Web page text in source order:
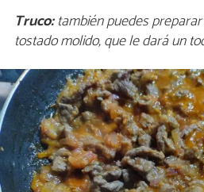
Truco:también puedes
tostado molido, que le dará un